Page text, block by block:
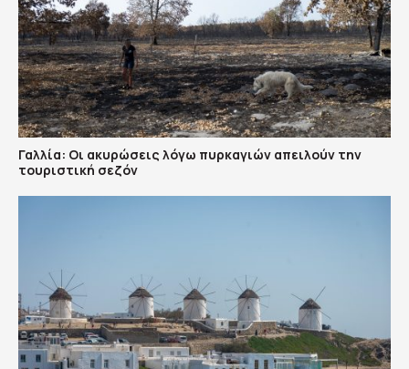
Γαλλία: Οι ακυρώσεις λόγω πυρκαγιών απειλούν την
τουριστική σεζόν